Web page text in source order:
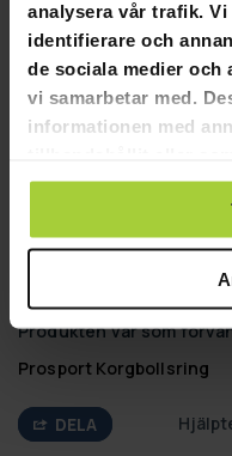
analysera vår trafik.
identifierare och
de sociala medier och
vi samarbetar med.
informationen med
använt deras tjänster.
Som förväntat, bra
Prosport Korgbollsring
Sweden
Nöjd
Produkten var som
Prosport Korgbollsring
DELA